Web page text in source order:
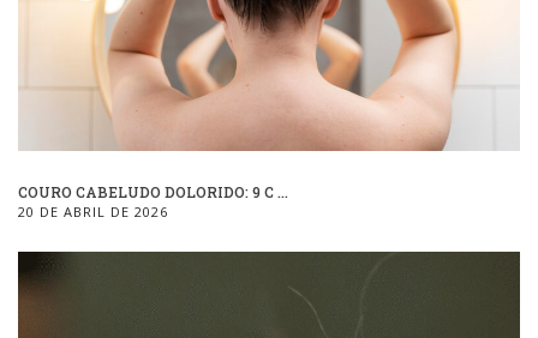
COURO CABELUDO DOLORIDO: 9 C ...
20 DE ABRIL DE 2026